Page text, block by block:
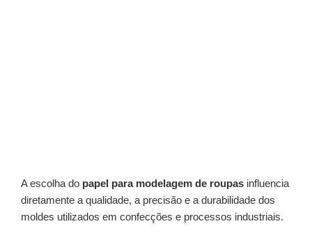
A escolha do papel para modelagem de roupas influencia
diretamente a qualidade, a precisão e a durabilidade dos
moldes utilizados em confecções e processos industriais.